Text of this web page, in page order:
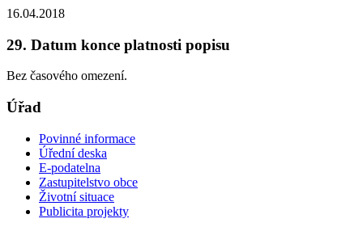
16.04.2018
29. Datum konce platnosti popisu
Bez časového omezení.
Úřad
Povinné informace
Úřední deska
E-podatelna
Zastupitelstvo obce
Životní situace
Publicita projekty